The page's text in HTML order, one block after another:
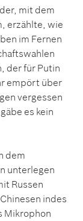
mit dem
erzählte, wie
im Fernen
der für Putin
empört über
vergessen
es kein
dem
unterlegen
Russen
indes
Mikrophon